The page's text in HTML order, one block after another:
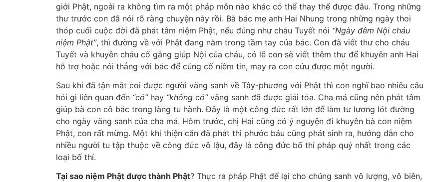
giới Phật, ngoài ra không tìm ra một pháp môn nào khác có thể thay thế được đâu. Trong những
thư trước con đã nói rõ ràng chuyện này rồi. Bà bác mẹ anh Hai Nhung trong những ngày thoi
thóp cuối cuộc đời đã phát tâm niệm Phật, nếu đúng như cháu Tuyết nói “Ngày đêm Nội cháu
niệm Phật”, thì đường về với Phật đang nằm trong tầm tay của bác. Con đã viết thư cho cháu
Tuyết và khuyên cháu cố gắng giúp Nội của cháu, có lẽ con sẽ viết thêm thư để khuyên anh Hai
hỗ trợ hoặc nói thẳng với bác để củng cố niềm tin, may ra con cứu được một người.
Sau khi đã tận mắt coi được người vãng sanh về Tây-phương với Phật thì con nghĩ bao nhiêu câu
hỏi gì liên quan đến “có”hay “không có”vãng sanh đã được giải tỏa. Cha má cũng nên phát tâm
giúp bà con cô bác trong làng tu hành. Đây là một công đức rất lớn để làm tư lương lót đường
cho ngày vãng sanh của cha má. Hôm trước, chị Hai cũng có ý nguyện đi khuyên bà con niệm
Phật, con rất mừng. Một khi thiện căn đã phát thì phước báu cũng phát sinh ra, hướng dẫn cho
nhiều người tu tập thuộc về công đức vô lậu, đây là công đức bố thí pháp quý nhất trong các
loại bố thí.
Tại sao niệm Phật được thành Phật? Thực ra pháp Phật để lại cho chúng sanh vô lượng, vô biên,